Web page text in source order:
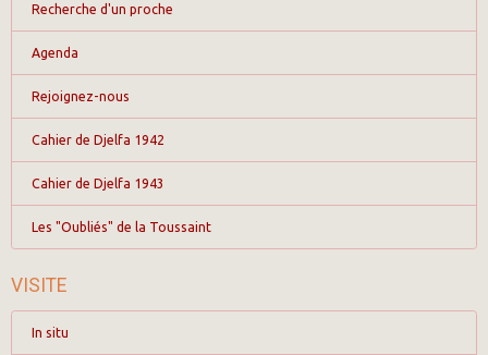
Recherche d'un proche
Agenda
Rejoignez-nous
Cahier de Djelfa 1942
Cahier de Djelfa 1943
Les "Oubliés" de la Toussaint
VISITE
In situ